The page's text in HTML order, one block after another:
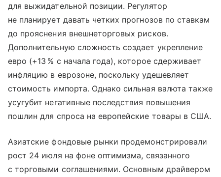
для выжидательной позиции. Регулятор
не планирует давать четких прогнозов по ставкам
до прояснения внешнеторговых рисков.
Дополнительную сложность создает укрепление
евро (+13 % с начала года), которое сдерживает
инфляцию в еврозоне, поскольку удешевляет
стоимость импорта. Однако сильная валюта также
усугубит негативные последствия повышения
пошлин для спроса на европейские товары в США.
Азиатские фондовые рынки продемонстрировали
рост 24 июля на фоне оптимизма, связанного
с торговыми соглашениями. Основным драйвером